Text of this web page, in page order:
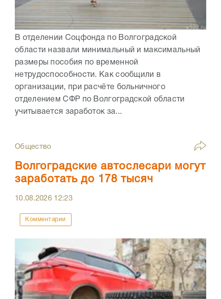
В отделении Соцфонда по Волгоградской
области назвали минимальный и максимальный
размеры пособия по временной
нетрудоспособности. Как сообщили в
организации, при расчёте больничного
отделением СФР по Волгоградской области
учитывается заработок за...
Общество
Волгоградские автослесари могут
заработать до 178 тысяч
10.08.2026 12:23
Комментарии